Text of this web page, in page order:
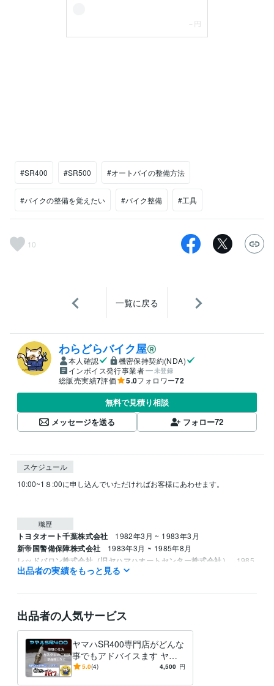
#SR400 #SR500 #オートバイの整備方法
#バイクの整備を覚えたい #バイク整備 #工具
10
一覧に戻る
わらどらバイク屋
本人確認
機密保持契約(NDA)
インボイス発行事業者
未登録
総販売実績7評価 5.0フォロワー72
無料で見積り相談
メッセージを送る
フォロー72
スケジュール
10:00~1８:00に申し込んでいただければお客様にあわせます。
職歴
トヨタオート千葉株式会社 1982年3月 ~ 1983年3月
新帝国警備保障株式会社 1983年3月 ~ 1985年8月
レッドバロン株式会社（旧ヤハマハオートセンター株式会社）
1985
年8月 ~ 1995年8月
資格・検定
ガソリン2級自動車整備士 取得年 : 1983年
普通自動車運転免許 取得年 : 1981年
普通自動二輪免許 取得年 : 1982年
中型自動車第一種運転免許 取得年 : 1980年
二級自動車整備士（ガソリン・ジーゼル・シャシ・二輪）
981年
出品者の実績をもっと見る
出品者の人気サービス
ヤマハSR400専門店がどんな
事でもアドバイスます ヤマ
ハSR400専門店が全面アドバ
5.0(4) 4,500 円